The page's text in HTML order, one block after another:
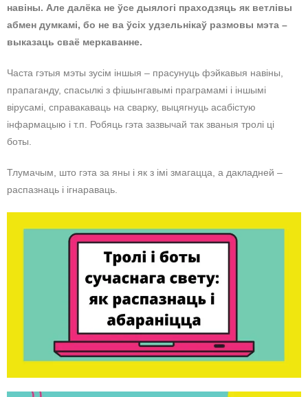
навіны. Але далёка не ўсе дыялогі праходзяць як ветлівы
абмен думкамі, бо не ва ўсіх удзельнікаў размовы мэта –
выказаць сваё меркаванне.
Часта гэтыя мэты зусім іншыя – прасунуць фэйкавыя навіны,
прапаганду, спасылкі з фішынгавымі праграмамі і іншымі
вірусамі, справакаваць на сварку, выцягнуць асабістую
інфармацыю і т.п. Робяць гэта зазвычай так званыя тролі ці
боты.
Тлумачым, што гэта за яны і як з імі змагацца, а дакладней –
распазнаць і ігнараваць.